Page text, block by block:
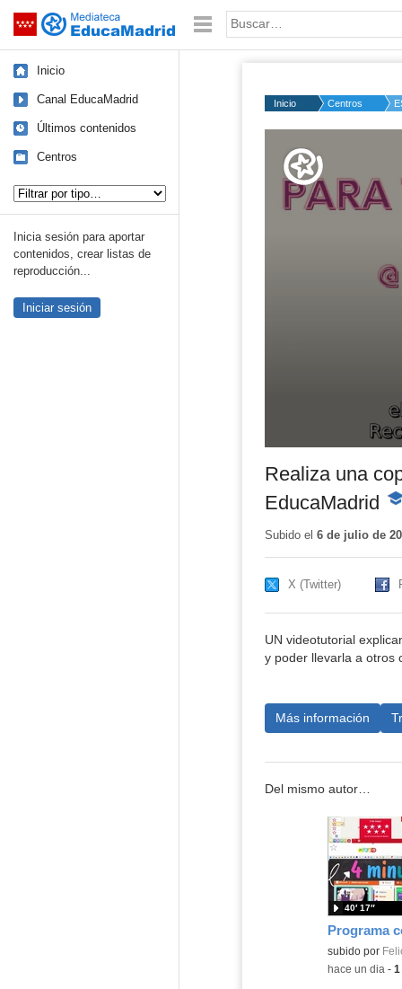
Saltar navegación Palabra o frase:
Inicio
Canal EducaMadrid
Últimos contenidos
Centros
Inicia sesión para aportar
contenidos, crear listas de
reproducción...
Iniciar sesión
Inicio Centros
50%
Realiza una
EducaMadrid
-
Subido el 6 de julio de
X (Twitter)
UN videotutorial
y poder llevarla a otros
Más información
Del mismo autor…
Contenido
subido por
40′ 17″
-hace un dia - 1